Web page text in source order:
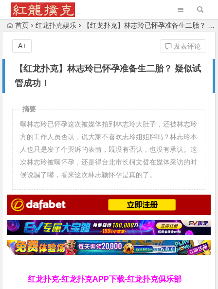
首页 红龙扑克娱乐 【红龙扑克】林志玲已怀孕准备生二胎？ 疑似试管成功！
【红龙扑克】林志玲已怀孕准备生二胎？ 疑似试
管成功！
发表评论
A+
摘要
曝林志玲已怀孕这次被媒体拍到林志玲大肚子，还被林志玲
方的工作人员否认，说大家不喜欢志玲姐姐胖吗？林志玲本
人也只是发了个哭诉的表情，既没有否认，也没有承认。这
次林志玲被曝怀孕，还是得台北市长柯文哲在媒体采访的时
候说漏了嘴，看来这次林志颖怀孕是真的了。
红龙扑克-红龙扑克APP下载-红龙扑克俱乐部